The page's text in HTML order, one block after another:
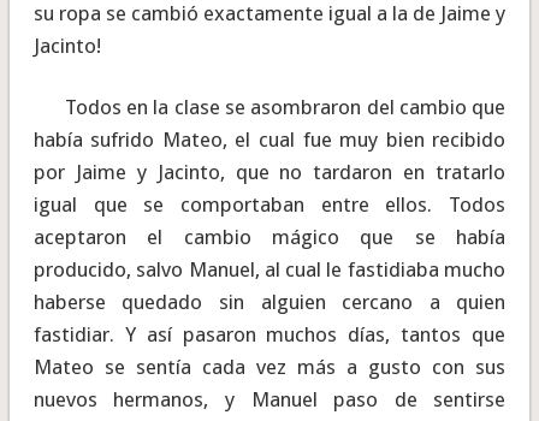
su ropa se cambió exactamente igual a la de Jaime y
Jacinto!
Todos en la clase se asombraron del cambio que
había sufrido Mateo, el cual fue muy bien recibido
por Jaime y Jacinto, que no tardaron en tratarlo
igual que se comportaban entre ellos. Todos
aceptaron el cambio mágico que se había
producido, salvo Manuel, al cual le fastidiaba mucho
haberse quedado sin alguien cercano a quien
fastidiar. Y así pasaron muchos días, tantos que
Mateo se sentía cada vez más a gusto con sus
nuevos hermanos, y Manuel paso de sentirse